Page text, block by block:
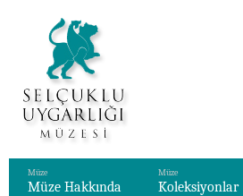
Müze Hakkında
Müze
Koleksiyonlar
Müze